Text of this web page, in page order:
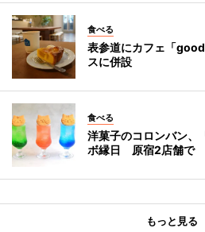
食べる
表参道にカフェ「
スに併設
食べる
洋菓子のコロンバン、
ボ縁日 原宿2店舗で
もっと見る